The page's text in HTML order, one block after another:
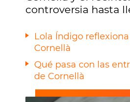
controversia hasta
Lola Índigo
Cornellà
Qué pasa con las
de Cornellà